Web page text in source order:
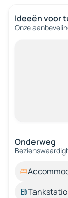
Ideeën voor
Onze
Onderweg